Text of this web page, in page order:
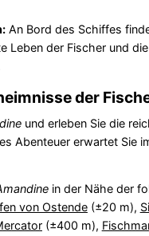
An Bord des Schiffes
Leben der Fischer und
der
und erleben Sie die
Abenteuer erwartet Sie
in der Nähe der
von Ostende(±20 m),
(±400 m),